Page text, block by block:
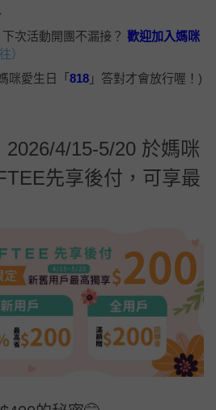
次活動開團不漏接？ 歡迎加入媽咪
）
咪愛生日「 818 」答對才會放行喔！)
4/15-5/20 於媽咪
先享後付，可享最